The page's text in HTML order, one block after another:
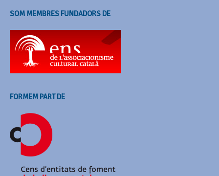
SOM MEMBRES FUNDADORS DE
FORMEM PART DE